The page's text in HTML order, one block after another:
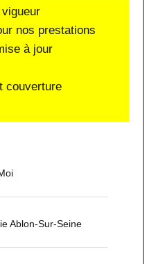
nos prestations
à jour
couverture
Ablon-Sur-Seine